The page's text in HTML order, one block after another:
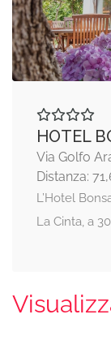
HOTEL
Via Golfo
Distanza:
L’Hotel
La Cinta, a